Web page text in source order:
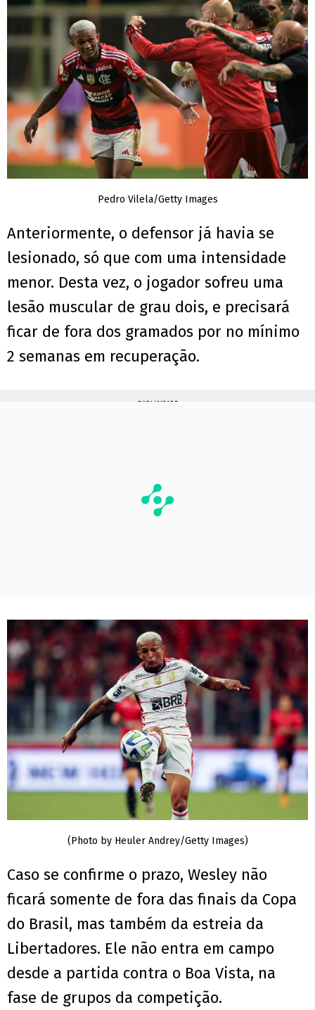
Pedro Vilela/Getty Images
Anteriormente, o defensor já havia se
lesionado, só que com uma intensidade
menor. Desta vez, o jogador sofreu uma
lesão muscular de grau dois, e precisará
ficar de fora dos gramados por no mínimo
2 semanas em recuperação.
PUBLICIDADE
(Photo by Heuler Andrey/Getty Images)
Caso se confirme o prazo, Wesley não
ficará somente de fora das finais da Copa
do Brasil, mas também da estreia da
Libertadores. Ele não entra em campo
desde a partida contra o Boa Vista, na
fase de grupos da competição.